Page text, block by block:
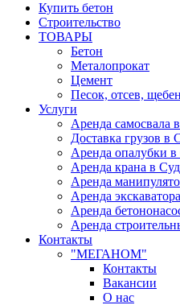
Купить бетон
Строительство
ТОВАРЫ
Бетон
Металопрокат
Цемент
Песок, отсев,
Услуги
Аренда самосвала
Доставка грузов в
Аренда опалубки в
Аренда крана в
Аренда
Аренда
Аренда
Аренда
Контакты
"МЕГАНОМ"
Контакты
Вакансии
О нас